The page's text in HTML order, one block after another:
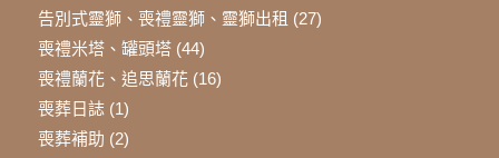
告別式靈獅、喪禮靈獅、靈獅出租 (27)
喪禮米塔、罐頭塔(44)
喪禮蘭花、追思蘭花(16)
喪葬日誌(1)
喪葬補助 (2)